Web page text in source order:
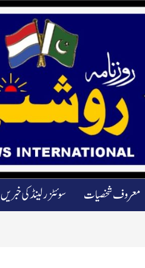
سوئٹزرلینڈ کی خبریں معروف شخصیات